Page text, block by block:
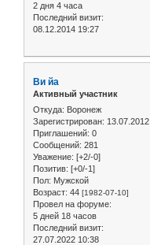
2 дня 4 часа
Последний визит:
08.12.2014 19:27
Ви йа
Активный участник
Откуда: Воронеж
Зарегистрирован: 13.07.2012
Приглашений: 0
Сообщений: 281
Уважение: [+2/-0]
Позитив: [+0/-1]
Пол: Мужской
Возраст: 44 [1982-07-10]
Провел на форуме:
5 дней 18 часов
Последний визит:
27.07.2022 10:38